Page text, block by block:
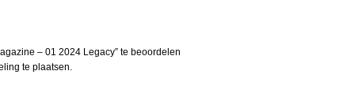
– 01 2024 Legacy” te beoordelen
te plaatsen.